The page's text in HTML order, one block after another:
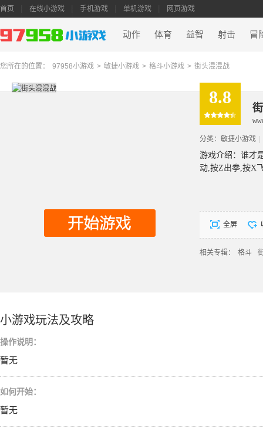
首页 在线小游戏 手机游戏 单机游戏 网页游戏
动作 体育 益智 射击 冒
您所在的位置： 97958小游戏 > 敏捷小游戏 > 格斗小游戏 > 街头混混战
8.8
分类： 敏捷小游戏
游戏介绍：谁才
动,按Z出拳,按X
全屏
相关专辑： 格斗
小游戏玩法及攻略
操作说明：
暂无
如何开始：
暂无